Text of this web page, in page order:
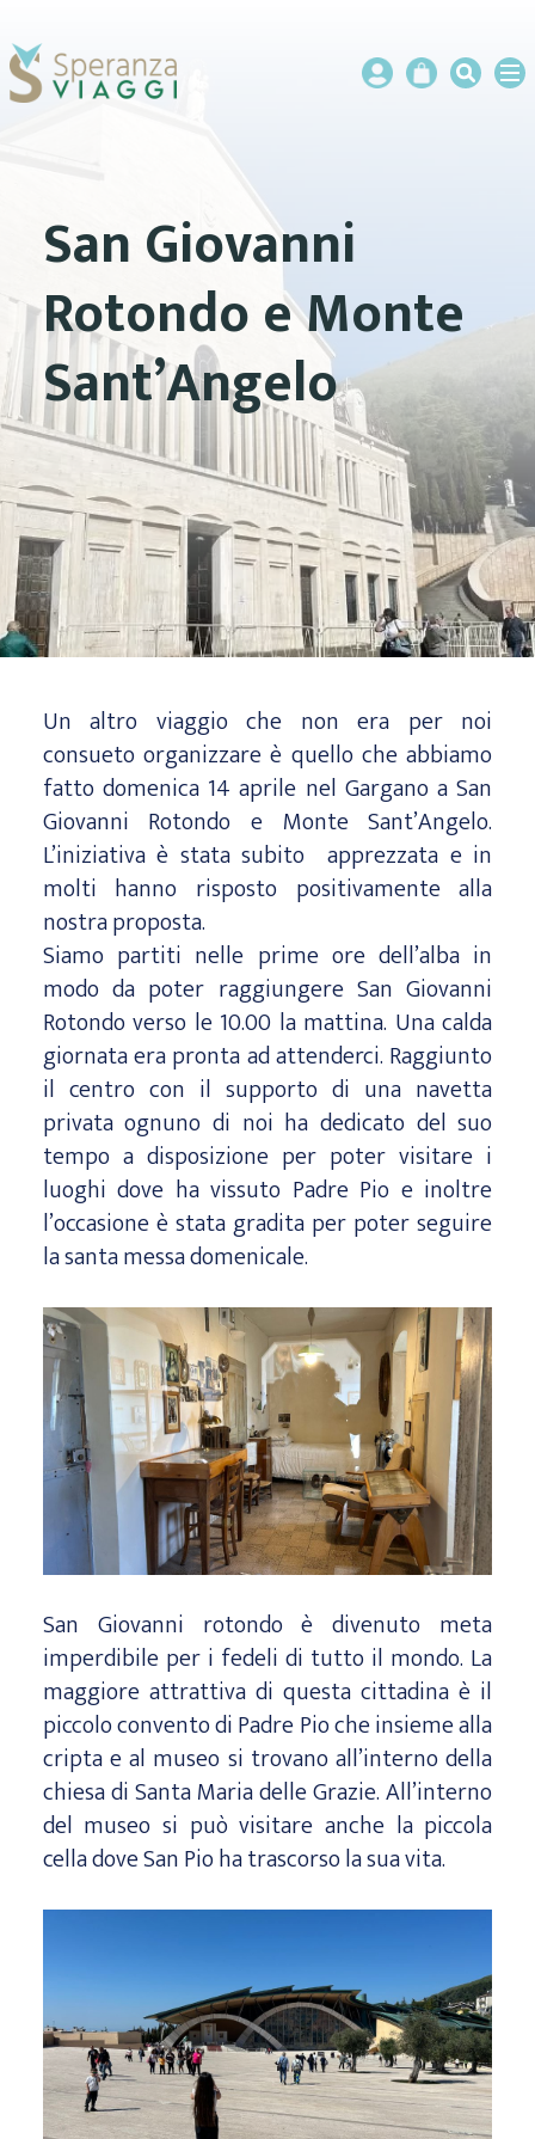
San Giovanni
Rotondo e Monte
Sant’Angelo
Un altro viaggio che non era per noi
consueto organizzare è quello che abbiamo
fatto domenica 14 aprile nel Gargano a San
Giovanni Rotondo e Monte Sant’Angelo.
L’iniziativa è stata subito apprezzata e in
molti hanno risposto positivamente alla
nostra proposta.
Siamo partiti nelle prime ore dell’alba in
modo da poter raggiungere San Giovanni
Rotondo verso le 10.00 la mattina. Una calda
giornata era pronta ad attenderci. Raggiunto
il centro con il supporto di una navetta
privata ognuno di noi ha dedicato del suo
tempo a disposizione per poter visitare i
luoghi dove ha vissuto Padre Pio e inoltre
l’occasione è stata gradita per poter seguire
la santa messa domenicale.
San Giovanni rotondo è divenuto meta
imperdibile per i fedeli di tutto il mondo. La
maggiore attrattiva di questa cittadina è il
piccolo convento di Padre Pio che insieme alla
cripta e al museo si trovano all’interno della
chiesa di Santa Maria delle Grazie. All’interno
del museo si può visitare anche la piccola
cella dove San Pio ha trascorso la sua vita.